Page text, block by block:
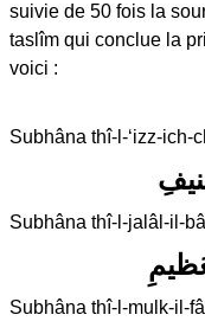
suivie de 50 fois la
taslîm qui conclue la
voici :
Subhâna thî-l-‘izz-ich-
Subhâna thî-l-jalâl-il-
Subhâna thî-l-mulk-il-